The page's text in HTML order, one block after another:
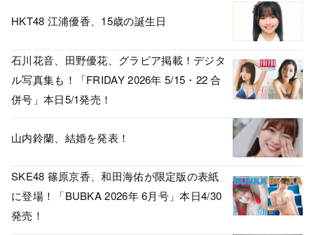
HKT48 江浦優香、15歳の誕生日
石川花音、田野優花、グラビア掲載！デジタ
ル写真集も！「FRIDAY 2026年 5/15・22 合
併号」本日5/1発売！
山内鈴蘭、結婚を発表！
SKE48 篠原京香、和田海佑が限定版の表紙
に登場！「BUBKA 2026年 6月号」本日4/30
発売！